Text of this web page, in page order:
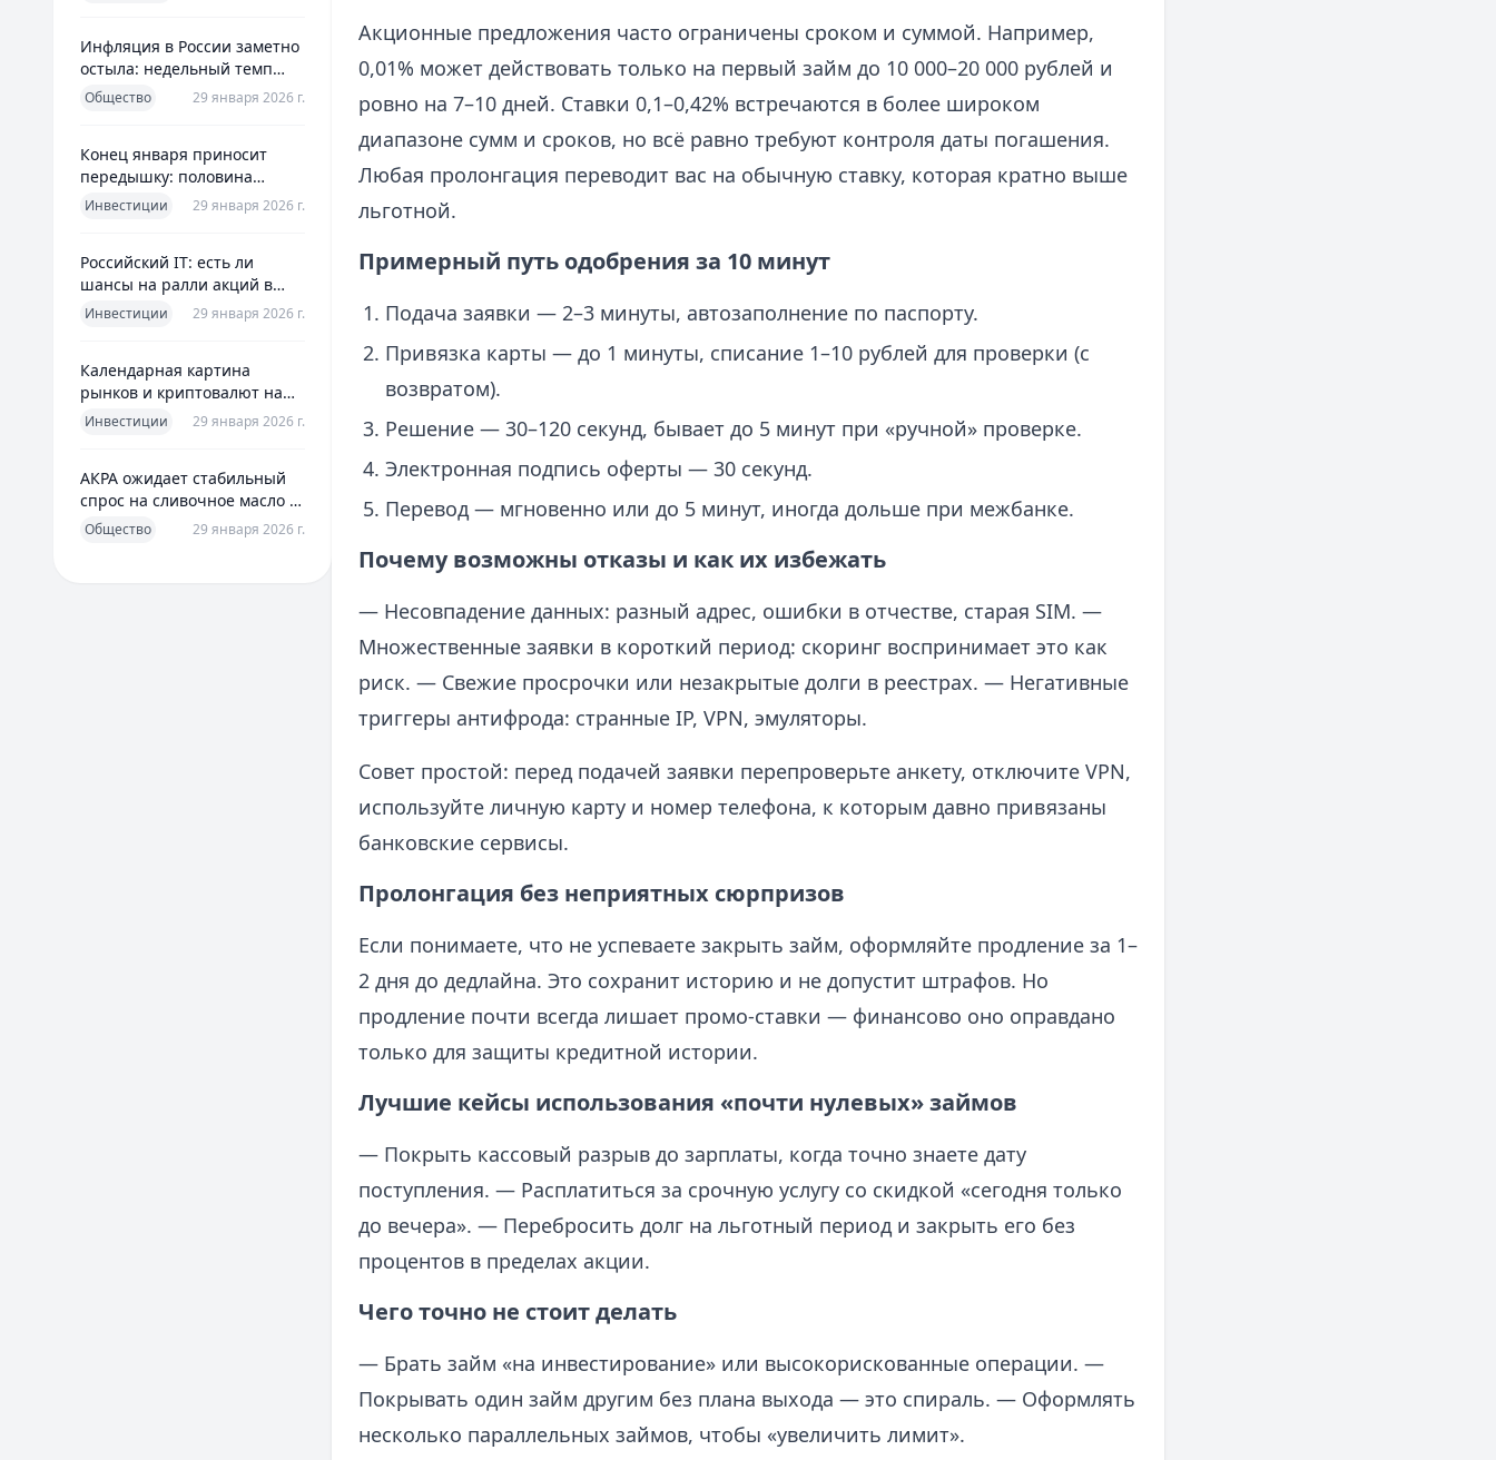
Инфляция в России заметно
остыла: недельный темп
упал более чем вдвое
Общество 29 января 2026 г.
Конец января приносит
передышку: половина
годовой цели ЦБ «сделана»
Инвестиции 29 января 2026 г.
Российский IT: есть ли
шансы на ралли акций в
2026 без опоры на ИИ
Инвестиции 29 января 2026 г.
Календарная картина
рынков и криптовалют на
четверг, 29 января 2026
Инвестиции 29 января 2026 г.
АКРА ожидает стабильный
спрос на сливочное масло в
2026 году
Общество 29 января 2026 г.
Акционные предложения часто ограничены сроком и суммой. Например,
0,01% может действовать только на первый займ до 10 000–20 000 рублей и
ровно на 7–10 дней. Ставки 0,1–0,42% встречаются в более широком
диапазоне сумм и сроков, но всё равно требуют контроля даты погашения.
Любая пролонгация переводит вас на обычную ставку, которая кратно выше
льготной.
Примерный путь одобрения за 10 минут
Подача заявки — 2–3 минуты, автозаполнение по паспорту.
Привязка карты — до 1 минуты, списание 1–10 рублей для проверки (с
возвратом).
Решение — 30–120 секунд, бывает до 5 минут при «ручной» проверке.
Электронная подпись оферты — 30 секунд.
Перевод — мгновенно или до 5 минут, иногда дольше при межбанке.
Почему возможны отказы и как их избежать
— Несовпадение данных: разный адрес, ошибки в отчестве, старая SIM. —
Множественные заявки в короткий период: скоринг воспринимает это как
риск. — Свежие просрочки или незакрытые долги в реестрах. — Негативные
триггеры антифрода: странные IP, VPN, эмуляторы.
Совет простой: перед подачей заявки перепроверьте анкету, отключите VPN,
используйте личную карту и номер телефона, к которым давно привязаны
банковские сервисы.
Пролонгация без неприятных сюрпризов
Если понимаете, что не успеваете закрыть займ, оформляйте продление за 1–
2 дня до дедлайна. Это сохранит историю и не допустит штрафов. Но
продление почти всегда лишает промо-ставки — финансово оно оправдано
только для защиты кредитной истории.
Лучшие кейсы использования «почти нулевых» займов
— Покрыть кассовый разрыв до зарплаты, когда точно знаете дату
поступления. — Расплатиться за срочную услугу со скидкой «сегодня только
до вечера». — Перебросить долг на льготный период и закрыть его без
процентов в пределах акции.
Чего точно не стоит делать
— Брать займ «на инвестирование» или высокорискованные операции. —
Покрывать один займ другим без плана выхода — это спираль. — Оформлять
несколько параллельных займов, чтобы «увеличить лимит».